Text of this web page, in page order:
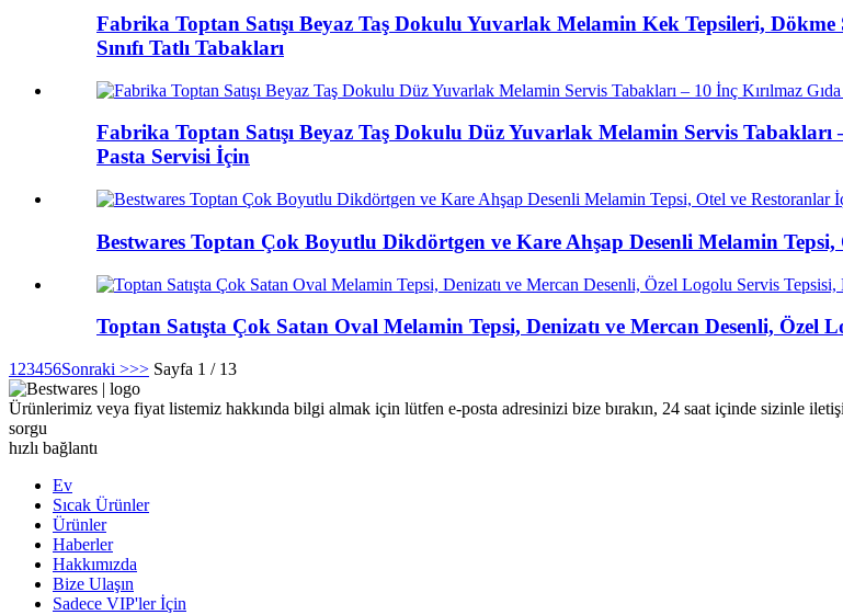
Fabrika Toptan Satışı Beyaz Taş Dokulu Yuvarlak Melamin Kek Tepsileri,
Sınıfı Tatlı Tabakları
Fabrika Toptan Satışı Beyaz Taş Dokulu Düz Yuvarlak Melamin Servis Tabakları –
Pasta Servisi İçin
Bestwares Toptan Çok Boyutlu Dikdörtgen ve Kare Ahşap Desenli Melamin
Toptan Satışta Çok Satan Oval Melamin Tepsi, Denizatı ve Mercan Desenli,
1 23456Sonraki >>> Sayfa 1 / 13
Ürünlerimiz veya fiyat listemiz hakkında bilgi almak için lütfen e-posta adresinizi bize bırakın, 24 saat içinde sizinle
sorgu
hızlı bağlantı
Ev
Sıcak Ürünler
Ürünler
Haberler
Hakkımızda
Bize Ulaşın
Sadece VIP'ler İçin